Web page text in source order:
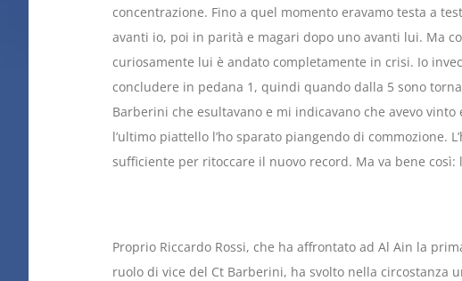
concentrazione. Fino a quel momento eravamo testa a
avanti io, poi in parità e magari dopo uno avanti lui. Ma
curiosamente lui è andato completamente in crisi. Io
concludere in pedana 1, quindi quando dalla 5 sono
Barberini che esultavano e mi indicavano che avevo
l’ultimo piattello l’ho sparato piangendo di commozione.
sufficiente per ritoccare il nuovo record. Ma va bene così:
Proprio Riccardo Rossi, che ha affrontato ad Al Ain la
ruolo di vice del Ct Barberini, ha svolto nella circostanza